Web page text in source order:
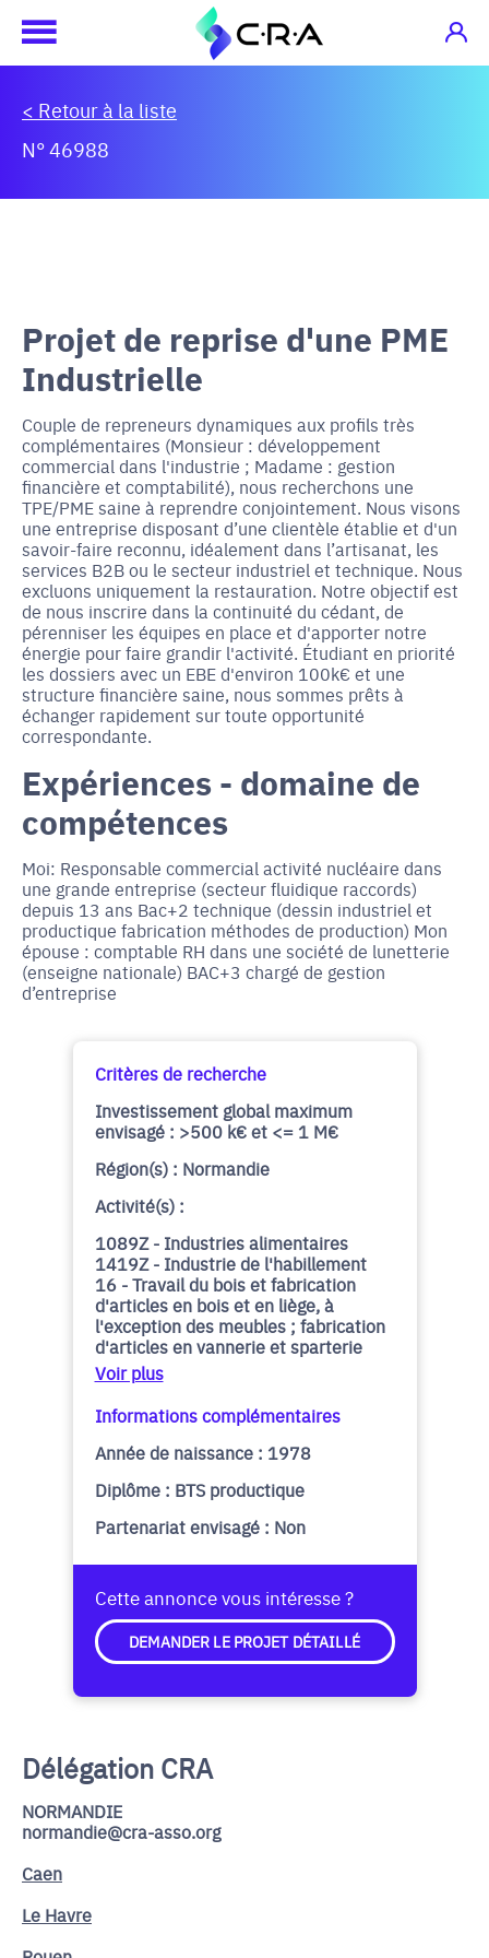
< Retour à la liste
N° 46988
Projet de reprise d'une PME
Industrielle
Couple de repreneurs dynamiques aux profils très
complémentaires (Monsieur : développement
commercial dans l'industrie ; Madame : gestion
financière et comptabilité), nous recherchons une
TPE/PME saine à reprendre conjointement. Nous visons
une entreprise disposant d’une clientèle établie et d'un
savoir-faire reconnu, idéalement dans l’artisanat, les
services B2B ou le secteur industriel et technique. Nous
excluons uniquement la restauration. Notre objectif est
de nous inscrire dans la continuité du cédant, de
pérenniser les équipes en place et d'apporter notre
énergie pour faire grandir l'activité. Étudiant en priorité
les dossiers avec un EBE d'environ 100k€ et une
structure financière saine, nous sommes prêts à
échanger rapidement sur toute opportunité
correspondante.
Expériences - domaine de
compétences
Moi: Responsable commercial activité nucléaire dans
une grande entreprise (secteur fluidique raccords)
depuis 13 ans Bac+2 technique (dessin industriel et
productique fabrication méthodes de production) Mon
épouse : comptable RH dans une société de lunetterie
(enseigne nationale) BAC+3 chargé de gestion
d’entreprise
Critères de recherche
Investissement global maximum
envisagé : >500 k€ et <= 1 M€
Région(s) : Normandie
Activité(s) :
1089Z - Industries alimentaires
1419Z - Industrie de l'habillement
16 - Travail du bois et fabrication
d'articles en bois et en liège, à
l'exception des meubles ; fabrication
d'articles en vannerie et sparterie
Voir plus
Informations complémentaires
Année de naissance : 1978
Diplôme : BTS productique
Partenariat envisagé : Non
Cette annonce vous intéresse ?
DEMANDER LE PROJET DÉTAILLÉ
Délégation CRA
NORMANDIE
normandie@cra-asso.org
Caen
Le Havre